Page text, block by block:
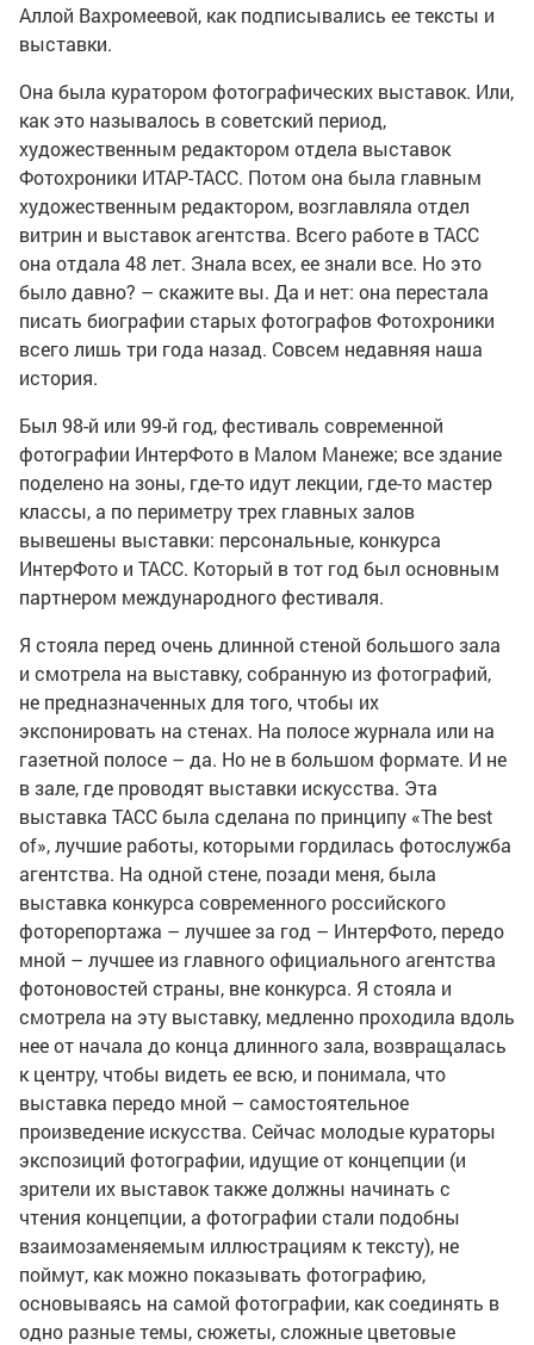
Аллой Вахромеевой, как подписывались ее тексты и
выставки.
Она была куратором фотографических выставок. Или,
как это называлось в советский период,
художественным редактором отдела выставок
Фотохроники ИТАР-ТАСС. Потом она была главным
художественным редактором, возглавляла отдел
витрин и выставок агентства. Всего работе в ТАСС
она отдала 48 лет. Знала всех, ее знали все. Но это
было давно? – скажите вы. Да и нет: она перестала
писать биографии старых фотографов Фотохроники
всего лишь три года назад. Совсем недавняя наша
история.
Был 98-й или 99-й год, фестиваль современной
фотографии ИнтерФото в Малом Манеже; все здание
поделено на зоны, где-то идут лекции, где-то мастер
классы, а по периметру трех главных залов
вывешены выставки: персональные, конкурса
ИнтерФото и ТАСС. Который в тот год был основным
партнером международного фестиваля.
Я стояла перед очень длинной стеной большого зала
и смотрела на выставку, собранную из фотографий,
не предназначенных для того, чтобы их
экспонировать на стенах. На полосе журнала или на
газетной полосе – да. Но не в большом формате. И не
в зале, где проводят выставки искусства. Эта
выставка ТАСС была сделана по принципу «The best
of», лучшие работы, которыми гордилась фотослужба
агентства. На одной стене, позади меня, была
выставка конкурса современного российского
фоторепортажа – лучшее за год – ИнтерФото, передо
мной – лучшее из главного официального агентства
фотоновостей страны, вне конкурса. Я стояла и
смотрела на эту выставку, медленно проходила вдоль
нее от начала до конца длинного зала, возвращалась
к центру, чтобы видеть ее всю, и понимала, что
выставка передо мной – самостоятельное
произведение искусства. Сейчас молодые кураторы
экспозиций фотографии, идущие от концепции (и
зрители их выставок также должны начинать с
чтения концепции, а фотографии стали подобны
взаимозаменяемым иллюстрациям к тексту), не
поймут, как можно показывать фотографию,
основываясь на самой фотографии, как соединять в
одно разные темы, сюжеты, сложные цветовые